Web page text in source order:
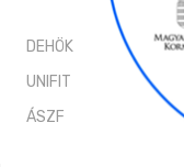
DEHÖK
UNIFIT
ÁSZF